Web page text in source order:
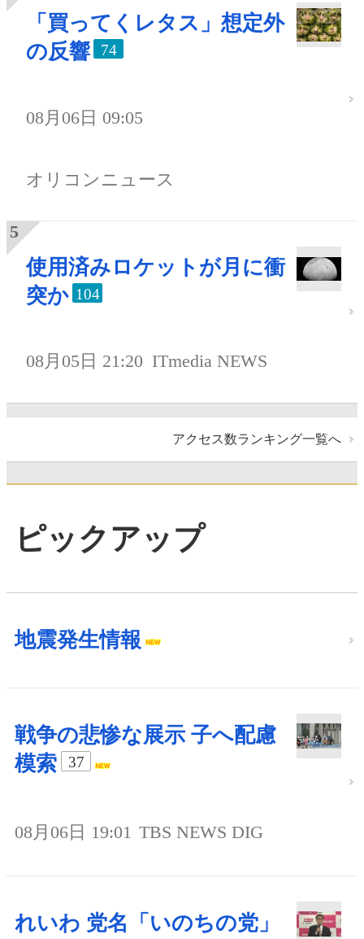
「買ってくレタス」想定外
の反響
74
08月06日 09:05
オリコンニュース
使用済みロケットが月に衝
突か 104
08月05日 21:20 ITmedia NEWS
アクセス数ランキング一覧へ
ピックアップ
地震発生情報
戦争の悲惨な展示 子へ配慮
模索
37
08月06日 19:01 TBS NEWS DIG
れいわ 党名「いのちの党」